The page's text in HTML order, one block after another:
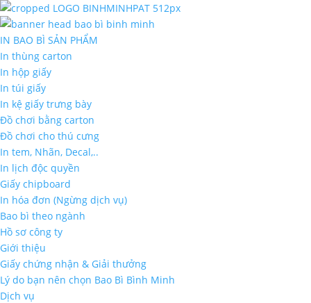
IN BAO BÌ SẢN PHẨM
In thùng carton
In hộp giấy
In túi giấy
In kệ giấy trưng bày
Đồ chơi bằng carton
Đồ chơi cho thú cưng
In tem, Nhãn, Decal,..
In lịch độc quyền
Giấy chipboard
In hóa đơn (Ngừng dịch vụ)
Bao bì theo ngành
Hồ sơ công ty
Giới thiệu
Giấy chứng nhận & Giải thưởng
Lý do bạn nên chọn Bao Bì Bình Minh
Dịch vụ